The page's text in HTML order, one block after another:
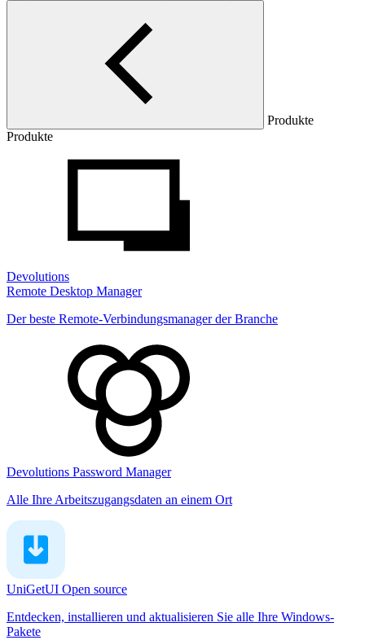
Produkte
Produkte
Devolutions
Remote Desktop Manager
Der beste Remote-Verbindungsmanager der Branche
Devolutions Password Manager
Alle Ihre Arbeitszugangsdaten an einem Ort
UniGetUI Open source
Entdecken, installieren und aktualisieren Sie alle Ihre Windows-
Pakete